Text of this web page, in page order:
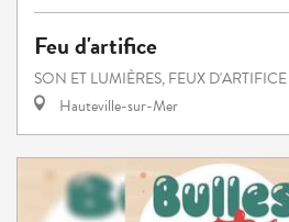
Feu d'artifice
SON ET LUMIÈRES, FEUX D'ARTIFICE
Hauteville-sur-Mer